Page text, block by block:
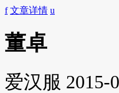
f 文章详情 u
董卓
爱汉服 2015-